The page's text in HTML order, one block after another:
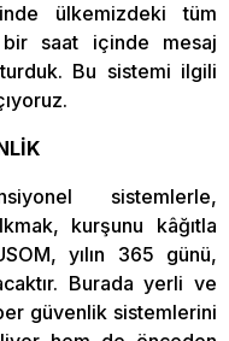
ülkemizdeki tüm
bir saat içinde mesaj
Bu sistemi ilgili
sistemlerle,
kurşunu kâğıtla
yılın 365 günü,
Burada yerli ve
güvenlik sistemlerini